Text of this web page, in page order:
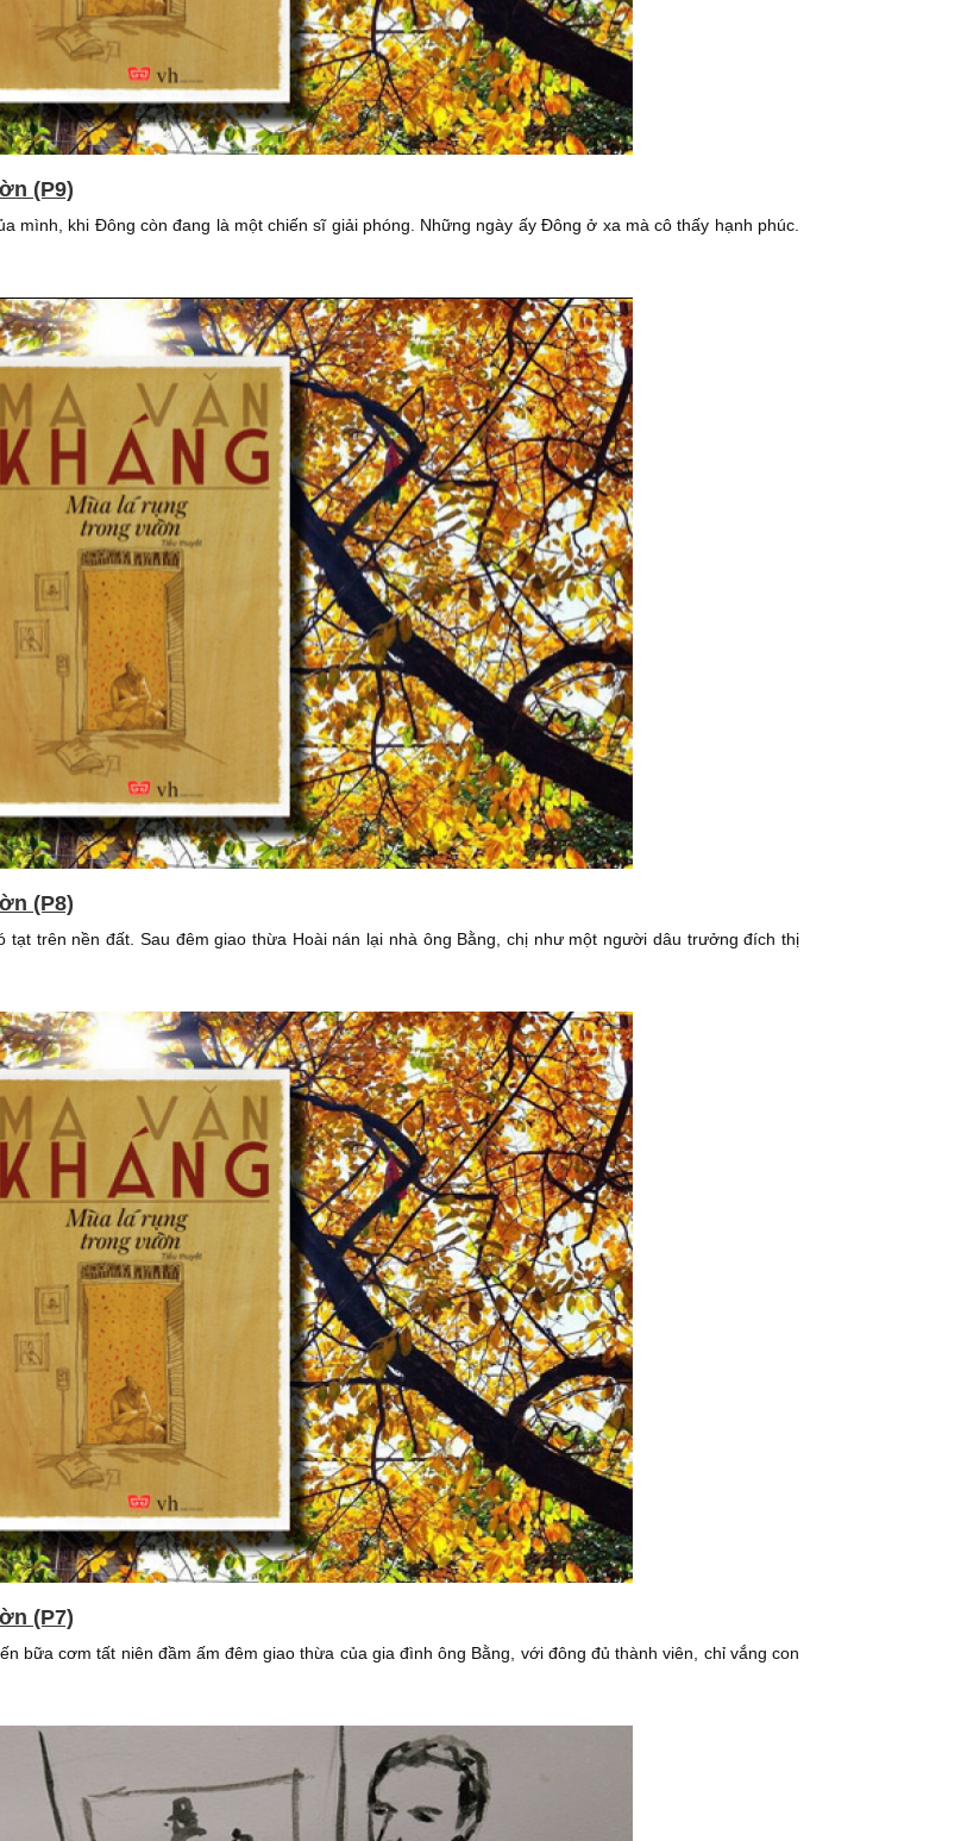
(P9)
mình, khi Đông còn đang là một chiến sĩ giải phóng. Những ngày ấy Đông ở xa mà cô thấy hạnh phúc.
(P8)
tạt trên nền đất. Sau đêm giao thừa Hoài nán lại nhà ông Bằng, chị như một người dâu trưởng đích thị
(P7)
bữa cơm tất niên đầm ấm đêm giao thừa của gia đình ông Bằng, với đông đủ thành viên, chỉ vắng con